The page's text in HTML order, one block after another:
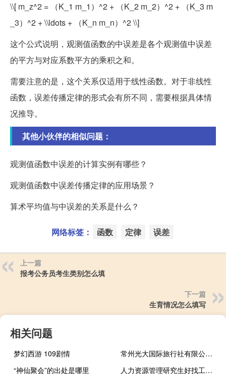
\\[ m_z^2 = （K_1 m_1）^2 + （K_2 m_2）^2 + （K_3 m
_3）^2 + \\ldots + （K_n m_n）^2 \\]
这个公式说明，观测值函数的中误差是各个观测值中误差
的平方与对应系数平方的乘积之和。
需要注意的是，这个关系仅适用于线性函数。对于非线性
函数，误差传播定律的形式会有所不同，需要根据具体情
况推导。
其他小伙伴的相似问题：
观测值函数中误差的计算实例有哪些？
观测值函数中误差传播定律的应用场景？
算术平均值与中误差的关系是什么？
网络标签： 函数 定律 误差
上一篇
报考公务员考生类别怎么填
下一篇
生育情况怎么填写
相关问题
梦幻西游 109剧情
常州光大国际旅行社有限公司（常州光大国旅官网）
“神仙聚会”的出处是哪里
人力资源管理研究生好找工作吗